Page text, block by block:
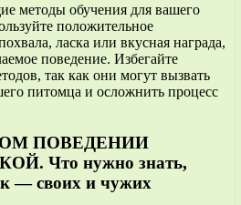
методы обучения для вашего
положительное
ласка или вкусная награда,
поведение. Избегайте
так как они могут вызвать
питомца и осложнить процесс
ПОВЕДЕНИИ
Что нужно знать,
— своих и чужих